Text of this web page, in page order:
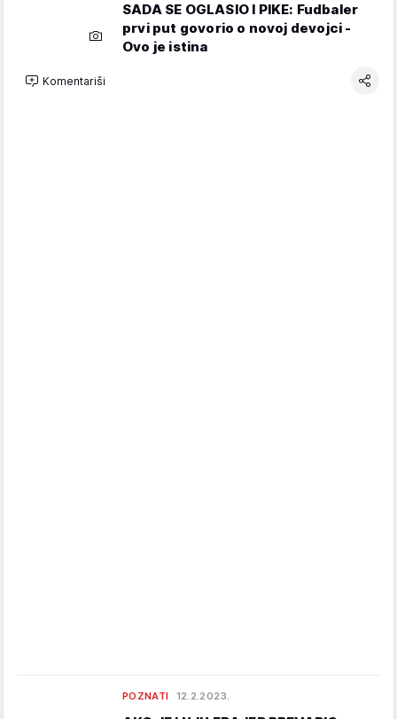
SADA SE OGLASIO I PIKE: Fudbaler
prvi put govorio o novoj devojci -
Ovo je istina
Komentariši
POZNATI 12.2.2023.